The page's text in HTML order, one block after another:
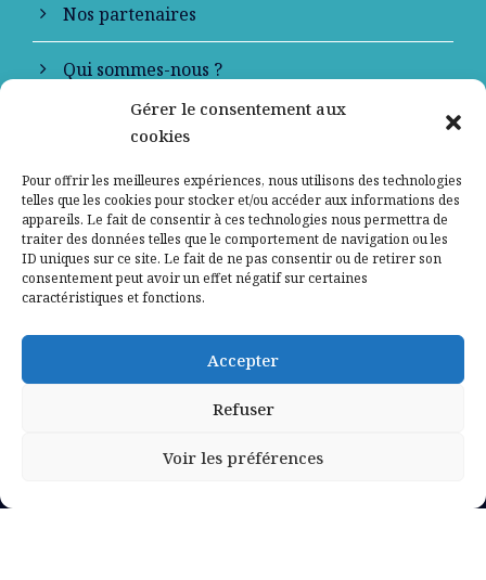
Gérer le consentement aux
cookies
Pour offrir les meilleures expériences, nous utilisons des technologies
telles que les cookies pour stocker et/ou accéder aux informations des
appareils. Le fait de consentir à ces technologies nous permettra de
traiter des données telles que le comportement de navigation ou les
ID uniques sur ce site. Le fait de ne pas consentir ou de retirer son
consentement peut avoir un effet négatif sur certaines
caractéristiques et fonctions.
Accepter
Refuser
Voir les préférences
Nos partenaires
Qui sommes-nous ?
Contactez-nous
Mentions légales
Politique de confidentialité